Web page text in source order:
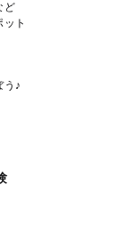
ど
ト
う♪